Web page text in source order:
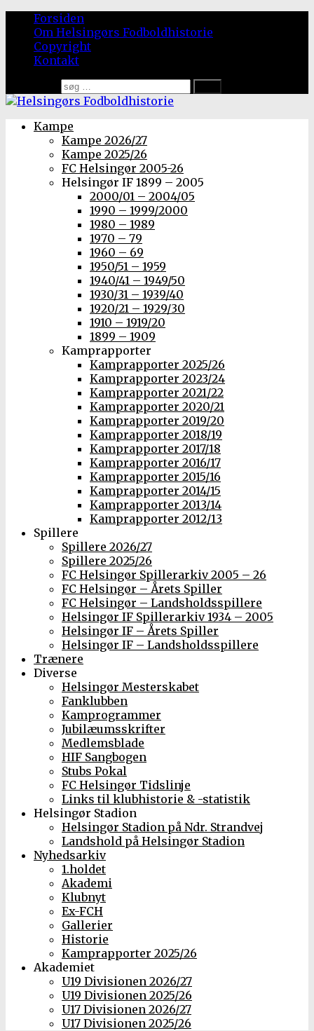
Forsiden
Om Helsingørs Fodboldhistorie
Copyright
Kontakt
Kampe
Kampe 2026/27
Kampe 2025/26
FC Helsingør 2005-26
Helsingør IF 1899 – 2005
2000/01 – 2004/05
1990 – 1999/2000
1980 – 1989
1970 – 79
1960 – 69
1950/51 – 1959
1940/41 – 1949/50
1930/31 – 1939/40
1920/21 – 1929/30
1910 – 1919/20
1899 – 1909
Kamprapporter
Kamprapporter 2025/26
Kamprapporter 2023/24
Kamprapporter 2021/22
Kamprapporter 2020/21
Kamprapporter 2019/20
Kamprapporter 2018/19
Kamprapporter 2017/18
Kamprapporter 2016/17
Kamprapporter 2015/16
Kamprapporter 2014/15
Kamprapporter 2013/14
Kamprapporter 2012/13
Spillere
Spillere 2026/27
Spillere 2025/26
FC Helsingør Spillerarkiv 2005 – 26
FC Helsingør – Årets Spiller
FC Helsingør – Landsholdsspillere
Helsingør IF Spillerarkiv 1934 – 2005
Helsingør IF – Årets Spiller
Helsingør IF – Landsholdsspillere
Trænere
Diverse
Helsingør Mesterskabet
Fanklubben
Kamprogrammer
Jubilæumsskrifter
Medlemsblade
HIF Sangbogen
Stubs Pokal
FC Helsingør Tidslinje
Links til klubhistorie & -statistik
Helsingør Stadion
Helsingør Stadion på Ndr. Strandvej
Landshold på Helsingør Stadion
Nyhedsarkiv
1.holdet
Akademi
Klubnyt
Ex-FCH
Gallerier
Historie
Kamprapporter 2025/26
Akademiet
U19 Divisionen 2026/27
U19 Divisionen 2025/26
U17 Divisionen 2026/27
U17 Divisionen 2025/26